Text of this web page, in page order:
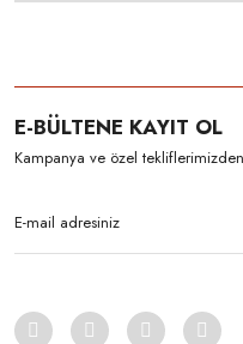
E-BÜLTENE KAYIT OL
Kampanya ve özel